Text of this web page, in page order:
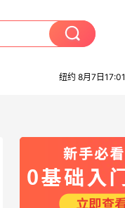
纽约 8月7日17:01